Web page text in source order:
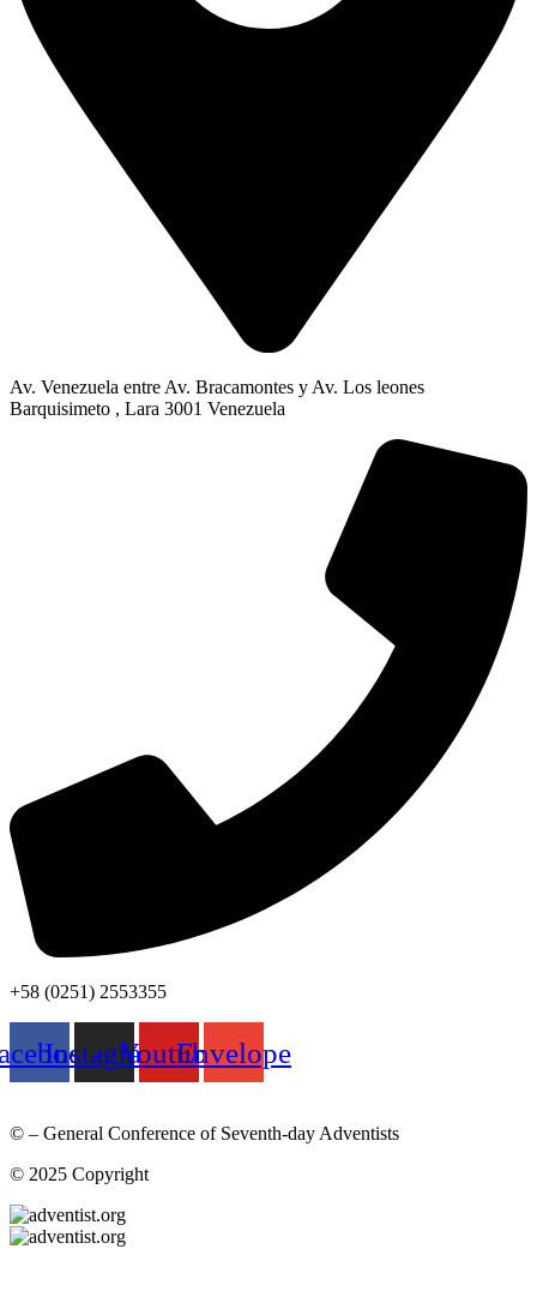
Av. Venezuela entre Av. Bracamontes y Av. Los leones
Barquisimeto , Lara 3001 Venezuela
+58 (0251) 2553355
InstagramYoutubeEnvelope
© – General Conference of Seventh-day Adventists
© 2025 Copyright